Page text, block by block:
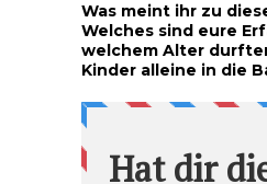
Was meint ihr zu
Welches sind eure
welchem Alter
Kinder alleine in die